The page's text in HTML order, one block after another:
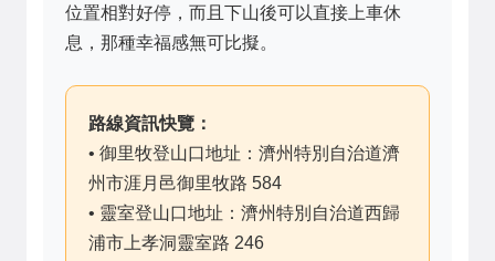
位置相對好停，而且下山後可以直接上車休
息，那種幸福感無可比擬。
路線資訊快覽：
• 御里牧登山口地址：濟州特別自治道濟
州市涯月邑御里牧路 584
• 靈室登山口地址：濟州特別自治道西歸
浦市上孝洞靈室路 246